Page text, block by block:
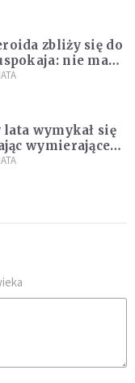
zbliży się do
nie ma
wymykał się
wymierające
popełnił